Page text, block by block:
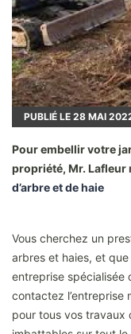
PUBLIÉ LE 28 MAI
Pour embellir votre
propriété, Mr. Lafleur
d’arbre et de haie
Vous cherchez un
arbres et haies, et
entreprise spécialisée
contactez l’entreprise
pour tous vos travaux